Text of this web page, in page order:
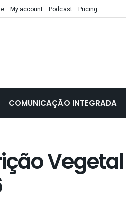
My account Podcast
Pricing
COMUNICAÇÃO INTEGRADA
Vegetal